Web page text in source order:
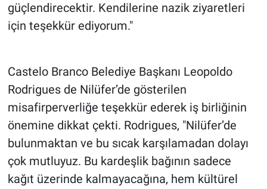
güçlendirecektir. Kendilerine nazik ziyaretleri
için teşekkür ediyorum."
Castelo Branco Belediye Başkanı Leopoldo
Rodrigues de Nilüfer’de gösterilen
misafirperverliğe teşekkür ederek iş birliğinin
önemine dikkat çekti. Rodrigues, "Nilüfer’de
bulunmaktan ve bu sıcak karşılamadan dolayı
çok mutluyuz. Bu kardeşlik bağının sadece
kağıt üzerinde kalmayacağına, hem kültürel